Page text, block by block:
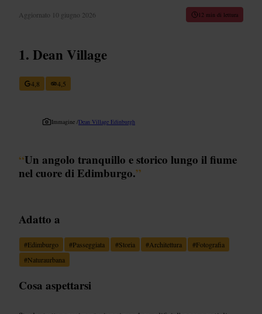
Aggiornato 10 giugno 2026 12 min di lettura
Dean Village
4,8 4,5
Immagine /Dean Village Edinburgh
“Un angolo tranquillo e storico lungo il fiume
nel cuore di Edimburgo.”
Adatto a
#Edimburgo #Passeggiata #Storia #Architettura #Fotografia
#Naturaurbana
Cosa aspettarsi